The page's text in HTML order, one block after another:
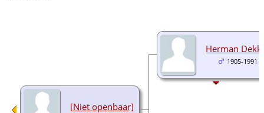
[Niet openbaar]
Herman
1905-1991